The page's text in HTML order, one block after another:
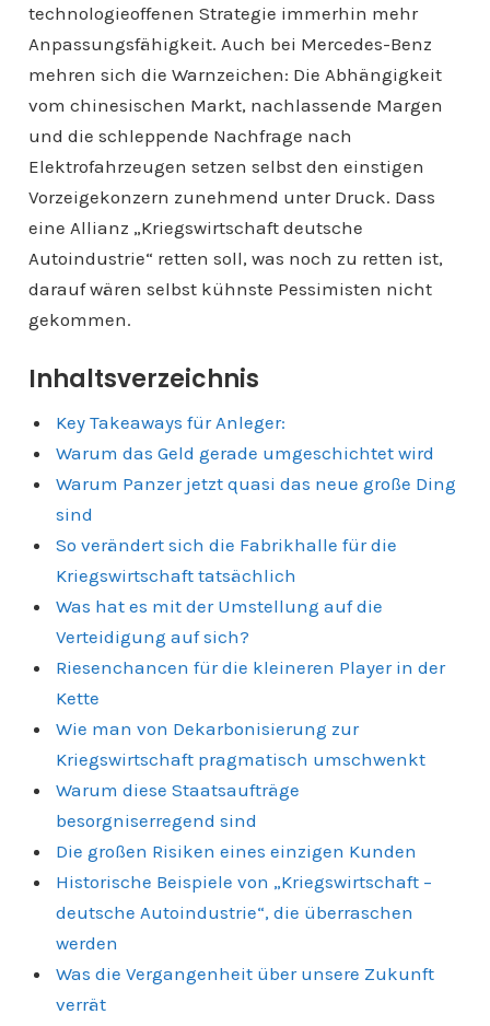
technologieoffenen Strategie immerhin mehr
Anpassungsfähigkeit. Auch bei Mercedes-Benz
mehren sich die Warnzeichen: Die Abhängigkeit
vom chinesischen Markt, nachlassende Margen
und die schleppende Nachfrage nach
Elektrofahrzeugen setzen selbst den einstigen
Vorzeigekonzern zunehmend unter Druck. Dass
eine Allianz „Kriegswirtschaft deutsche
Autoindustrie“ retten soll, was noch zu retten ist,
darauf wären selbst kühnste Pessimisten nicht
gekommen.
Inhaltsverzeichnis
Key Takeaways für Anleger:
Warum das Geld gerade umgeschichtet wird
Warum Panzer jetzt quasi das neue große Ding
sind
So verändert sich die Fabrikhalle für die
Kriegswirtschaft tatsächlich
Was hat es mit der Umstellung auf die
Verteidigung auf sich?
Riesenchancen für die kleineren Player in der
Kette
Wie man von Dekarbonisierung zur
Kriegswirtschaft pragmatisch umschwenkt
Warum diese Staatsaufträge
besorgniserregend sind
Die großen Risiken eines einzigen Kunden
Historische Beispiele von „Kriegswirtschaft –
deutsche Autoindustrie“, die überraschen
werden
Was die Vergangenheit über unsere Zukunft
verrät